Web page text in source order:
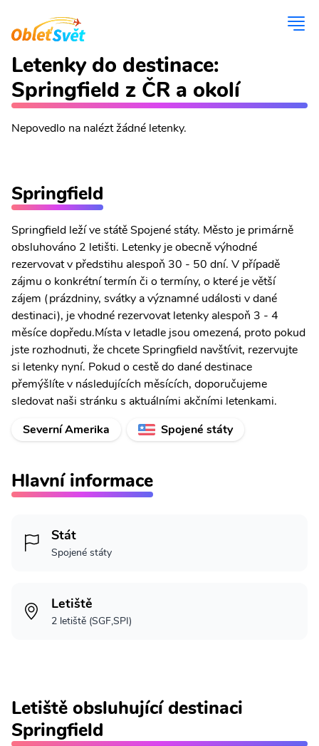
Letenky do destinace:
Springfield z ČR a okolí
Nepovedlo na nalézt žádné letenky.
Springfield
Springfield leží ve státě Spojené státy. Město je primárně
obsluhováno 2 letišti. Letenky je obecně výhodné
rezervovat v předstihu alespoň 30 - 50 dní. V případě
zájmu o konkrétní termín či o termíny, o které je větší
zájem (prázdniny, svátky a významné události v dané
destinaci), je vhodné rezervovat letenky alespoň 3 - 4
měsíce dopředu.Místa v letadle jsou omezená, proto pokud
jste rozhodnuti, že chcete Springfield navštívit, rezervujte
si letenky nyní. Pokud o cestě do dané destinace
přemýšlíte v následujících měsících, doporučujeme
sledovat naši stránku s aktuálními akčními letenkami.
Severní Amerika
Spojené státy
Hlavní informace
Stát
Spojené státy
Letiště
2 letiště (SGF,SPI)
Letiště obsluhující destinaci
Springfield